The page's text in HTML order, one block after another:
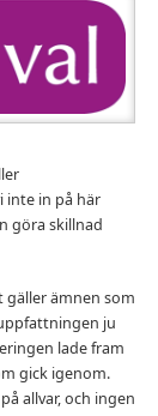
inte in på här
göra skillnad
ämnen som
ju
lade fram
gick igenom.
allvar, och ingen